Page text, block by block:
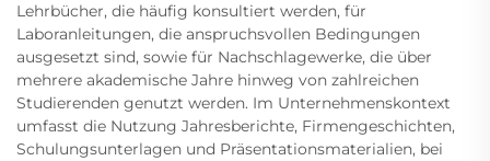
Lehrbücher, die häufig konsultiert werden, für
Laboranleitungen, die anspruchsvollen Bedingungen
ausgesetzt sind, sowie für Nachschlagewerke, die über
mehrere akademische Jahre hinweg von zahlreichen
Studierenden genutzt werden. Im Unternehmenskontext
umfasst die Nutzung Jahresberichte, Firmengeschichten,
Schulungsunterlagen und Präsentationsmaterialien, bei